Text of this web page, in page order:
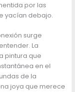
por las
yacían debajo.
surge
La
pintura que
en el
de la
joya que merece